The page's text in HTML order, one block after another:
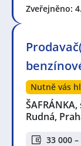
Zveřejněno:
Nutně vás
ŠAFRÁNKA,
Rudná,
33 000